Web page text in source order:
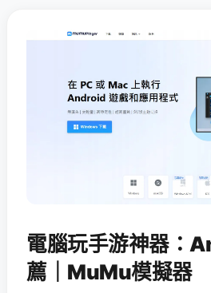
電腦玩手游神器：
薦｜MuMu模擬器